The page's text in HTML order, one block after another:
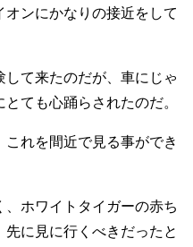
ンにかなりの接近をして
して来たのだが、車にじゃ
ても心踊らされたのだ。
れを間近で見る事ができ
ホワイトタイガーの赤ち
に見に行くべきだったと